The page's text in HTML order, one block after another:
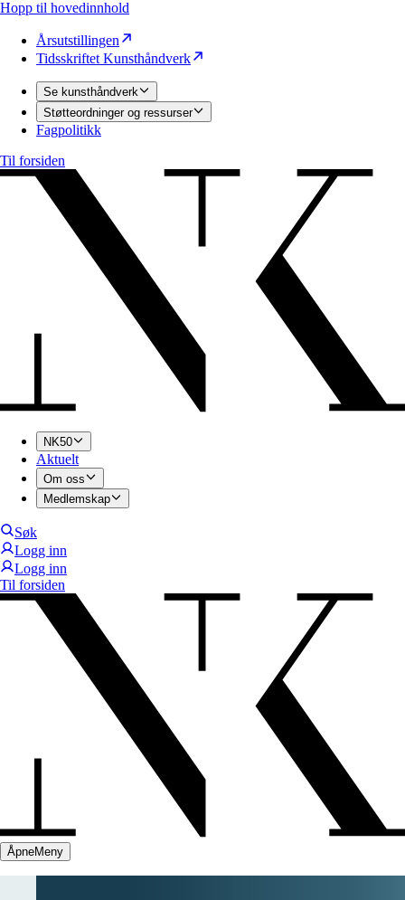
Hopp til hovedinnhold
Årsutstillingen
Tidsskriftet Kunsthåndverk
Se kunsthåndverk
Støtteordninger og ressurser
Fagpolitikk
Til forsiden
NK50
Aktuelt
Om oss
Medlemskap
Søk
Logg inn
Logg inn
Til forsiden
ÅpneMeny